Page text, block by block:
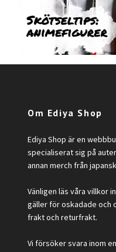
Om Ediya Shop
Ediya Shop är en
specialiserat sig på
annan merch från
Vänligen läs våra villkor
gäller för oskadade och
frakt och returfrakt.
Vi försöker svara inom